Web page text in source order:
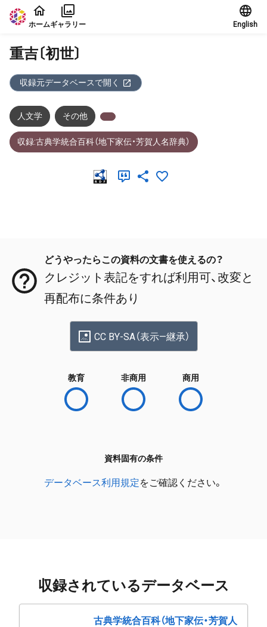
本文に飛ぶ
ホームギャラリー English
重吉〔初世〕
収録元データベースで開く
人文学 その他
収録:古典学統合百科（地下家伝・芳賀人名辞典）
どうやったらこの資料の文書を使えるの？
クレジット表記をすれば利用可、改変と
再配布に条件あり
CC BY-SA（表示—継承）
教育 非商用 商用
資料固有の条件
データベース利用規定をご確認ください。
収録されているデータベース
古典学統合百科（地下家伝・芳賀人